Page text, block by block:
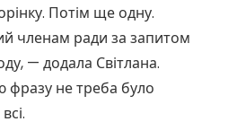
Потім ще одну.
членам ради за запитом
— додала Світлана.
фразу не треба було